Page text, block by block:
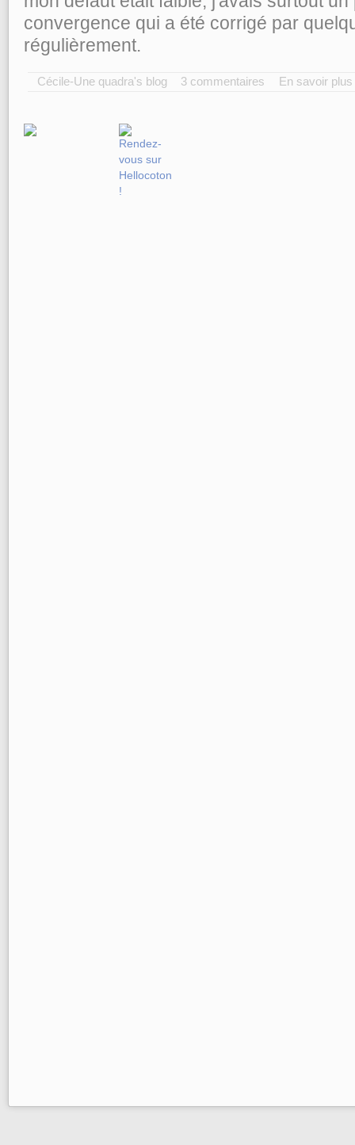
convergence qui a été corrigé par
régulièrement.
Cécile-Une quadra's blog 3 commentaires En savoir plus